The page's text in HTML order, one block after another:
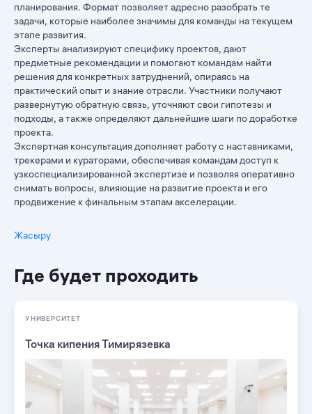
планирования. Формат позволяет адресно разобрать те
задачи, которые наиболее значимы для команды на текущем
этапе развития.
Эксперты анализируют специфику проектов, дают
предметные рекомендации и помогают командам найти
решения для конкретных затруднений, опираясь на
практический опыт и знание отрасли. Участники получают
развернутую обратную связь, уточняют свои гипотезы и
подходы, а также определяют дальнейшие шаги по доработке
проекта.
Экспертная консультация дополняет работу с наставниками,
трекерами и кураторами, обеспечивая командам доступ к
узкоспециализированной экспертизе и позволяя оперативно
снимать вопросы, влияющие на развитие проекта и его
продвижение к финальным этапам акселерации.
Жасыру
Где будет проходить
УНИВЕРСИТЕТ
Точка кипения Тимирязевка